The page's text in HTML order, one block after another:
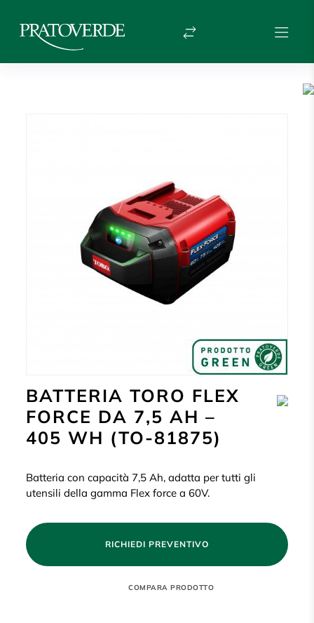
BATTERIA TORO FLEX
FORCE DA 7,5 AH –
405 WH (TO-81875)
Batteria con capacità 7,5 Ah, adatta per tutti gli
utensili della gamma Flex force a 60V.
RICHIEDI PREVENTIVO